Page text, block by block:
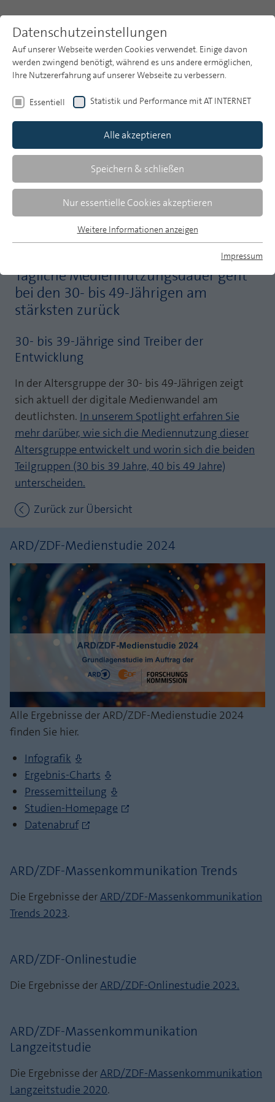
MP auf Mastodon
Newsletter
Publikationsarchiv
MP 30/2024: ARD/ZDF-
Medienstudie 2024 - Die
Mediennutzung der 30- bis
49-Jährigen – stabil bis
dynamisch
MP Spotlight
Tägliche Mediennutzungsdauer geht
bei den 30- bis 49-Jährigen am
stärksten zurück
30- bis 39-Jährige sind Treiber der
Entwicklung
In der Altersgruppe der 30- bis 49-Jährigen zeigt
sich aktuell der digitale Medienwandel am
deutlichsten. In unserem Spotlight erfahren Sie
mehr darüber, wie sich die Mediennutzung dieser
Altersgruppe entwickelt und worin sich die beiden
Teilgruppen (30 bis 39 Jahre, 40 bis 49 Jahre)
unterscheiden.
Zurück zur Übersicht
ARD/ZDF-Medienstudie 2024
Alle Ergebnisse der ARD/ZDF-Medienstudie 2024
finden Sie hier.
Infografik
Ergebnis-Charts
Pressemitteilung
Studien-Homepage
Datenabruf
ARD/ZDF-Massenkommunikation Trends
Die Ergebnisse derARD/ZDF-Massenkommunikation
Trends 2023.
ARD/ZDF-Onlinestudie
Die Ergebnisse derARD/ZDF-Onlinestudie 2023.
ARD/ZDF-Massenkommunikation
Langzeitstudie
Die Ergebnisse derARD/ZDF-Massenkommunikation
Langzeitstudie 2020.
Datenschutzeinstellungen
Auf unserer Webseite werden Cookies verwendet. Einige davon
werden zwingend benötigt, während es uns andere ermöglichen,
Ihre Nutzererfahrung auf unserer Webseite zu verbessern.
Essentiell Statistik und Performance mit AT INTERNET
Alle akzeptieren
Speichern & schließen
Nur essentielle Cookies akzeptieren
Essentielle Cookies werden für grundlegende Funktionen der
Webseite einwandfrei funktioniert.
Name fe_typo_user
Laufzeit
Zweck
Dieses Cookie ist ein Standard-Session-
Cookie von TYPO3. Es speichert im Falle
eines Benutzer-Logins die Session ID
mithilfe derer der eingeloggte User
wiedererkannt wird, um ihm Zugang zu
geschützten Bereichen zu gewähren.
Name
Anbieter
Laufzeit Ende der Sitzung
Zweck PHPs Standard Sitzungs Identifikation
Cookie-Informationen anzeigen
Statistik und Performance mit AT INTERNET
CROSS-DEVICE ANALYTICS LÖSUNG
Name atidvisitor
Anbieter AT INTERNET
Laufzeit 1 Jahr
Zweck
Cookie von AT INTERNET zur Steuerung der
erweiterten Script- und Ereignisbehandlung
Name
Laufzeit 1 Jahr
Zweck
Cookie von AT INTERNET zur Steuerung der
erweiterten Script- und Ereignisbehandlung
Cookie-Informationen anzeigen
Weitere Informationen anzeigen
Impressum